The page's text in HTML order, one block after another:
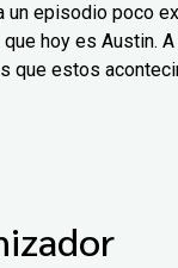
un episodio poco
hoy es Austin.
que estos